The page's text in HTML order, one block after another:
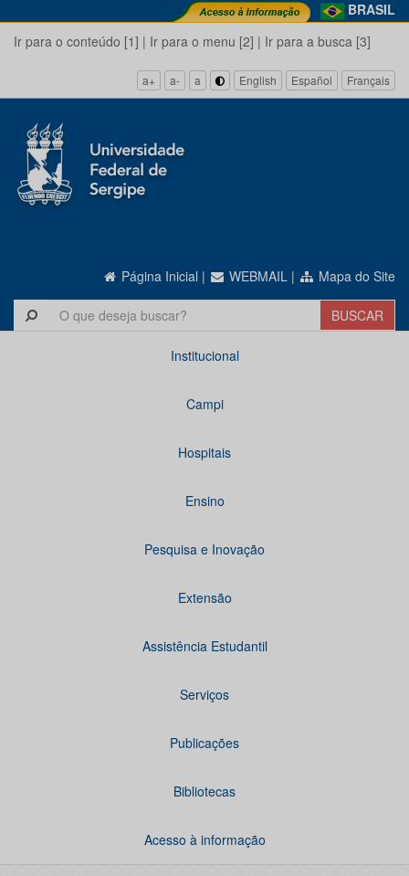
BRASIL
Ir para o conteúdo [1] | Ir para o menu [2] | Ir para a busca [3]
a+ a- a English Español Français
Página Inicial | WEBMAIL | Mapa do Site
Institucional
Campi
Hospitais
Ensino
Pesquisa e Inovação
Extensão
Assistência Estudantil
Serviços
Publicações
Bibliotecas
Acesso à informação